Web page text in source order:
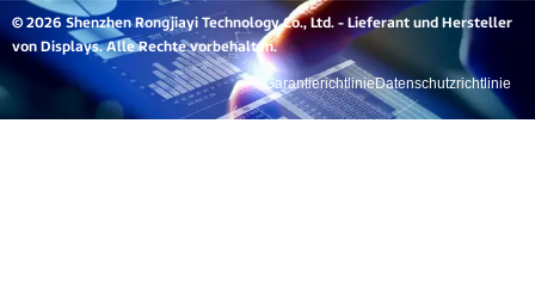
© 2026 Shenzhen Rongjiayi Technology Co., Ltd. - Lieferant und Hersteller
von Displays. Alle Rechte vorbehalten.
Datenschutzrichtlinie
Garantierichtlinie